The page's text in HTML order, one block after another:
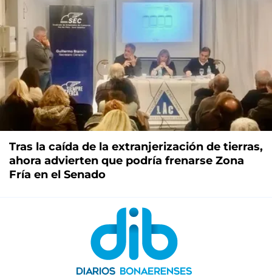
Tras la caída de la extranjerización de tierras,
ahora advierten que podría frenarse Zona
Fría en el Senado